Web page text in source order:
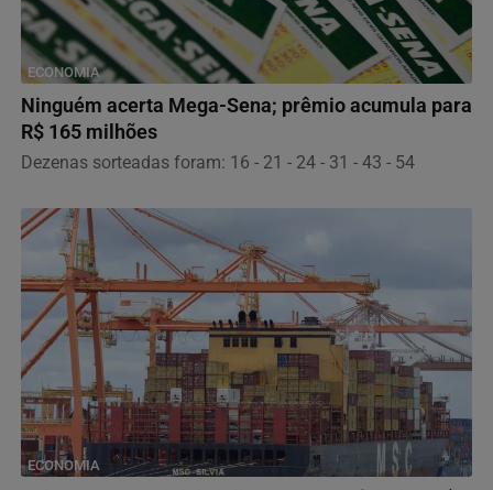
ECONOMIA
Ninguém acerta Mega-Sena; prêmio acumula para
R$ 165 milhões
Dezenas sorteadas foram: 16 - 21 - 24 - 31 - 43 - 54
ECONOMIA